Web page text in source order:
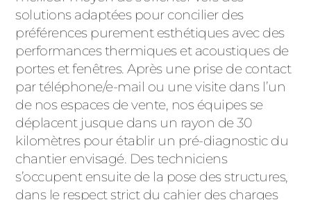
solutions adaptées pour concilier des
préférences purement esthétiques avec des
performances thermiques et acoustiques de
portes et fenêtres. Après une prise de contact
par téléphone/e-mail ou une visite dans l’un
de nos espaces de vente, nos équipes se
déplacent jusque dans un rayon de 30
kilomètres pour établir un pré-diagnostic du
chantier envisagé. Des techniciens
s’occupent ensuite de la pose des structures,
dans le respect strict du cahier des charges